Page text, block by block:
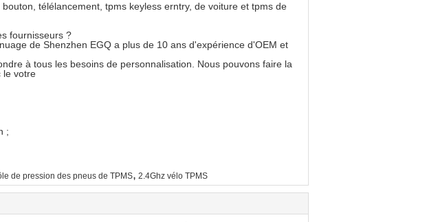
télélancement, tpms keyless erntry, de voiture et tpms de
fournisseurs ?
de Shenzhen EGQ a plus de 10 ans d'expérience d'OEM et
à tous les besoins de personnalisation. Nous pouvons faire la
le votre
;
de pression des pneus de TPMS, 2.4Ghz vélo TPMS